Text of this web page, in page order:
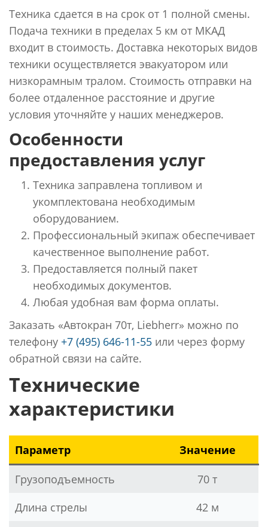
Техника сдается в на срок от 1 полной смены.
Подача техники в пределах 5 км от МКАД
входит в стоимость. Доставка некоторых видов
техники осуществляется эвакуатором или
низкорамным тралом. Стоимость отправки на
более отдаленное расстояние и другие
условия уточняйте у наших менеджеров.
Особенности
предоставления услуг
Техника заправлена топливом и
укомплектована необходимым
оборудованием.
Профессиональный экипаж обеспечивает
качественное выполнение работ.
Предоставляется полный пакет
необходимых документов.
Любая удобная вам форма оплаты.
Заказать «Автокран 70т, Liebherr» можно по
телефону +7 (495) 646-11-55 или через форму
обратной связи на сайте.
Технические
характеристики
Параметр Значение
Грузоподъемность
70 т
Длина стрелы
42 м